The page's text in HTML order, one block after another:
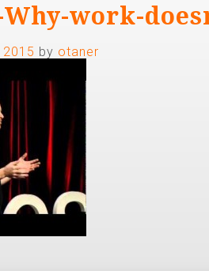
Why-work-
by otaner